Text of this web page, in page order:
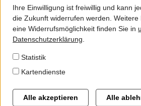
Gremien
Geschäftsstelle
Alternative Antriebsformen
Flexible Angebote im ÖPNV
In einem gemeinsamen Schreiben an
Verkehrsminister Dr. Bernd Althusmann
Landräte aus Göttingen, Northeim und
Handlungsbedarf hinsichtlich der
Leistungsfähigkeit des Öffentlichen
(ÖPNV) angemeldet.
Ihre Einwilligung ist freiwillig und kann
die Zukunft widerrufen werden. Weitere
eine Widerrufsmöglichkeit finden Sie in
Datenschutzerklärung
Statistik
Kartendienste
Alle akzeptieren Alle